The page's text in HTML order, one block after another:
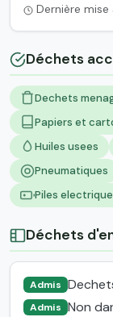
Dernière
Déchets
Dechets
Papiers et
Huiles usees
Pneumatiques
Piles
Déchets
Admis
Admis Non